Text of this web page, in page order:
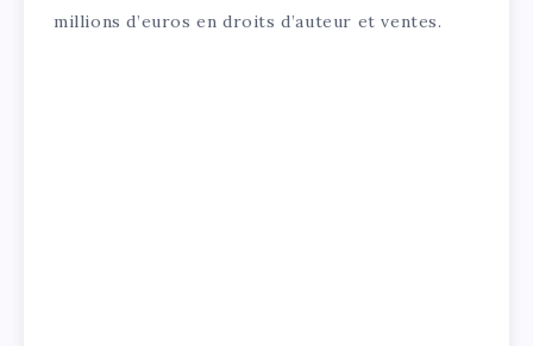
millions d’euros en droits d’auteur et ventes.